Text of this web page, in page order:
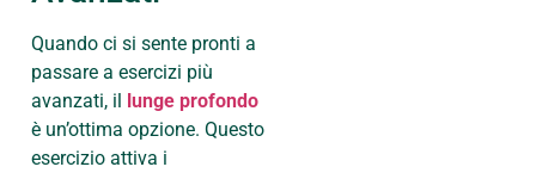
Quando ci si sente pronti a
passare a esercizi più
avanzati, il lunge profondo
è un’ottima opzione. Questo
esercizio attiva i